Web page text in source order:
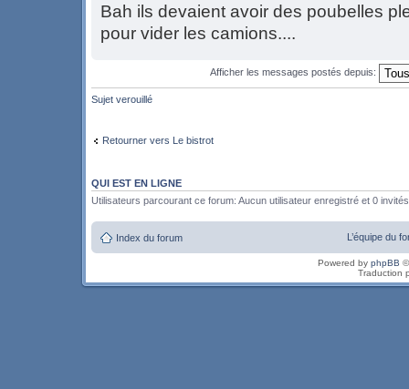
Bah ils devaient avoir des poubelles
pour vider les camions....
Afficher les messages postés depuis:
Sujet verouillé
Retourner vers Le bistrot
QUI EST EN LIGNE
Utilisateurs parcourant ce forum: Aucun utilisateur enregistré et 0 invités
Index du forum L’équipe du
Powered by phpBB
Traduction